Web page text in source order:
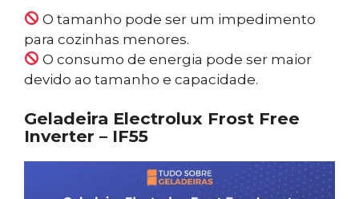
O tamanho pode ser um impedimento
para cozinhas menores.
O consumo de energia pode ser maior
devido ao tamanho e capacidade.
Geladeira Electrolux Frost Free
Inverter – IF55